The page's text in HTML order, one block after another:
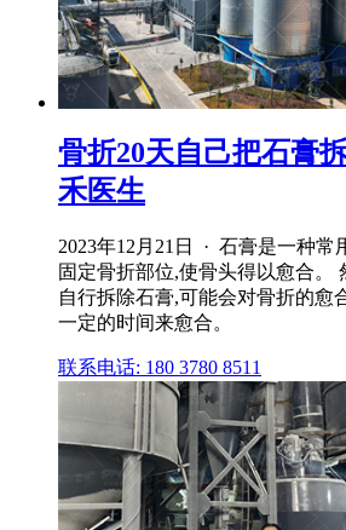
骨折20天自己把石膏
禾医生
2023年12月21日 · 石膏是一种常
固定骨折部位,使骨头得以愈合。
自行拆除石膏,可能会对骨折的愈
一定的时间来愈合。
联系电话: 180 3780 8511